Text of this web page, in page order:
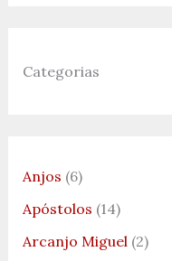
Categorias
Anjos (6)
Apóstolos (14)
Arcanjo Miguel(2)